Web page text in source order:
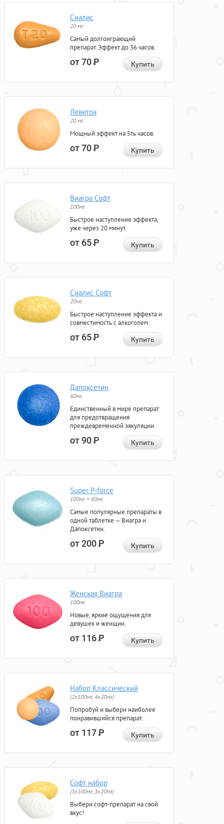
Сиалис
20 мг
Самый долгоиграющий
препарат. Эффект до 36 часов.
от 70Р Купить
Левитра
20 мг
Мощный эффект на 5ть часов.
от 70Р Купить
Виагра Софт
100мг
Быстрое наступление эффекта,
уже через 20 минут.
от 65Р Купить
Сиалис Софт
20мг
Быстрое наступление эффекта и
совместимость с алкоголем.
от 65Р Купить
Дапоксетин
60мг
Единственный в мире препарат
для предотвращения
преждевременной эякуляции.
от 90Р Купить
Super P-force
100мг + 60мг
Самые популярные препараты в
одной таблетке — Виагра и
Дапоксетин.
от 200Р Купить
Женская Виагра
100мг
Новые, яркие ощущения для
девушек и женщин.
от 116Р Купить
Набор Классический
(2x100мг, 4x20мг)
Попробуй и выбери наиболее
понравившийся препарат.
от 117Р Купить
Софт набор
(3x100мг, 3x20мг)
Выбери софт-препарат на свой
вкус!